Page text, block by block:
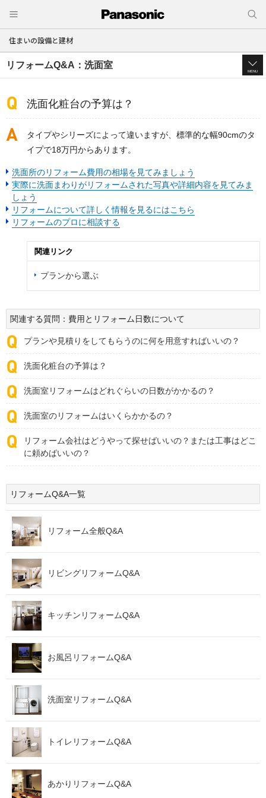
住まいの設備と建材
リフォームQ&A：洗面室
MENU
洗面化粧台の予算は？
タイプやシリーズによって違いますが、標準的な幅90cmのタ
イプで18万円からあります。
洗面所のリフォーム費用の相場を見てみましょう
実際に洗面まわりがリフォームされた写真や詳細内容を見てみま
しょう
リフォームについて詳しく情報を見るにはこちら
リフォームのプロに相談する
関連リンク
プランから選ぶ
関連する質問：費用とリフォーム日数について
プランや見積りをしてもらうのに何を用意すればいいの？
洗面化粧台の予算は？
洗面室リフォームはどれぐらいの日数がかかるの？
洗面室のリフォームはいくらかかるの？
リフォーム会社はどうやって探せばいいの？または工事はどこ
に頼めばいいの？
リフォームQ&A一覧
リフォーム全般Q&A
リビングリフォームQ&A
キッチンリフォームQ&A
お風呂リフォームQ&A
洗面室リフォームQ&A
トイレリフォームQ&A
あかりリフォームQ&A